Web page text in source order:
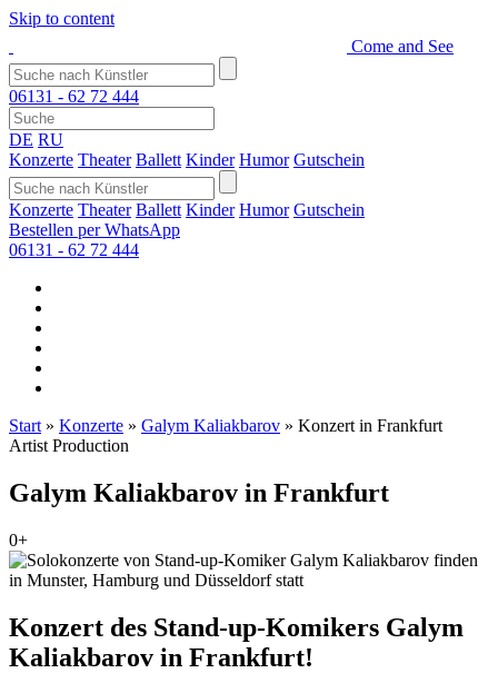
Skip to content
Come and See
06131 - 62 72 444
DE RU
Konzerte Theater Ballett Kinder Humor Gutschein
Konzerte Theater Ballett Kinder Humor Gutschein
Bestellen per WhatsApp
06131 - 62 72 444
Start » Konzerte » Galym Kaliakbarov » Konzert in Frankfurt
Artist Production
Galym Kaliakbarov in Frankfurt
0+
Konzert des Stand-up-Komikers Galym
Kaliakbarov in Frankfurt!